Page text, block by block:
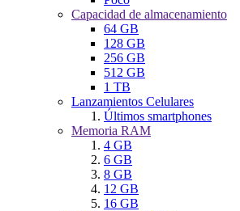
Capacidad de almacenamiento
64 GB
128 GB
256 GB
512 GB
1 TB
Lanzamientos Celulares
Últimos smartphones
Memoria RAM
4 GB
6 GB
8 GB
12 GB
16 GB